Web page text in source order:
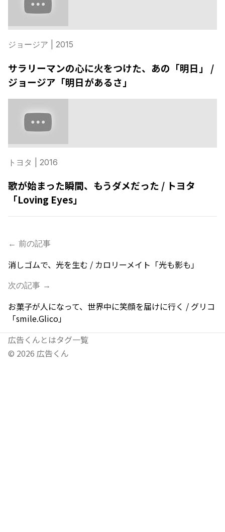
ジョージア | 2015
サラリーマンの心に火をつけた、あの「明日」 /
ジョージア「明日があるさ」
トヨタ | 2016
歌が始まった瞬間、もうダメだった / トヨタ
「Loving Eyes」
← 前の記事
消しゴムで、光を生む / カロリーメイト「光も影も」
次の記事 →
お菓子が人になって、世界中に笑顔を届けに行く / グリコ
「smile.Glico」
広告くんとはタグ一覧
© 2026 広告くん